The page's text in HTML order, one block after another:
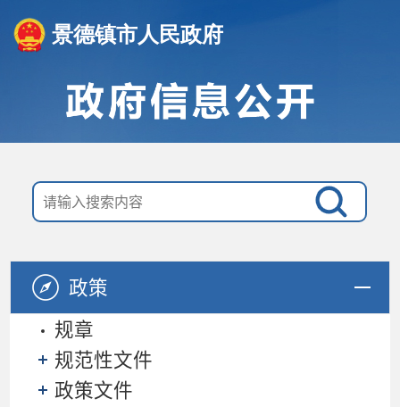
景德镇市人民政府
政策
规章
规范性文件
政策文件